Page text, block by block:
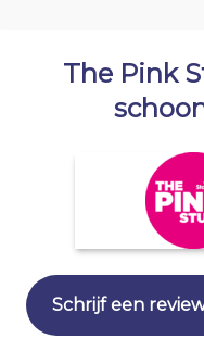
The Pink
Schrijf een